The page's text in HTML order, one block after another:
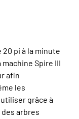
pi à la minute
Spire III
afin
les
grâce à
arbres